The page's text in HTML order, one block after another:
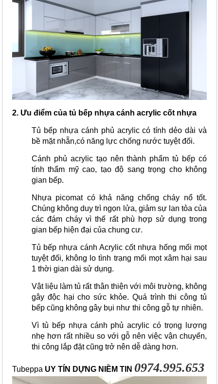
2. Ưu điểm của tủ bếp nhựa cánh acrylic cốt nhựa
Tủ bếp nhựa cánh phủ acrylic có tính dẻo dài và
bề mặt nhẵn,có năng lực chống nước tuyệt đối.
Cánh phủ acrylic tạo nên thành phẩm tủ bếp có
tính thẩm mỹ cao, tạo độ sang trọng cho không
gian bếp.
Nhựa picomat có khả năng chống cháy nổ tốt.
Chúng không duy trì ngọn lửa, giảm sự lan tỏa của
các đám cháy vì thế rất phù hợp sử dụng trong
gian bếp hiện đại của chung cư.
Tủ bếp nhựa cánh Acrylic cốt nhựa hống mối mọt
tuyệt đối, không lo tình trạng mối mọt xâm hại sau
1 thời gian dài sử dụng.
Vật liệu làm tủ rất thân thiện với môi trường, không
gây độc hại cho sức khỏe. Quá trình thi công tủ
bếp cũng không gây bụi như thi công gỗ tự nhiên.
Vì tủ bếp nhựa cánh phủ acrylic có trọng lượng
nhẹ hơn rất nhiều so với gỗ nên việc vận chuyển,
thi công lắp đặt cũng trở nên dễ dàng hơn.
Tubeppa UY TÍN DỰNG NIỀM TIN 0974.995.653